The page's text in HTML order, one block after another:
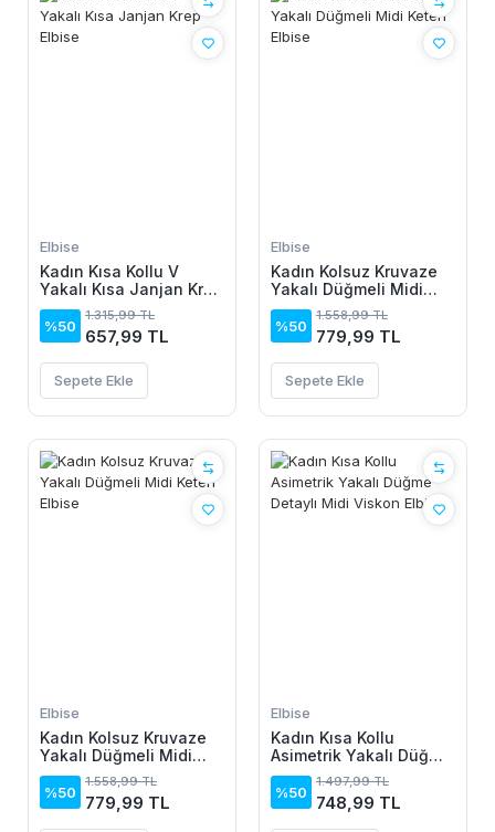
Elbise
Kadın Kısa Kollu V
Yakalı Kısa Janjan Krep
Elbise
%50
1.315,99 TL
657,99 TL
Sepete Ekle
Elbise
Kadın Kolsuz Kruvaze
Yakalı Düğmeli Midi
Keten Elbise
%50
1.558,99 TL
779,99 TL
Sepete Ekle
Elbise
Kadın Kolsuz Kruvaze
Yakalı Düğmeli Midi
Keten Elbise
%50
1.558,99 TL
779,99 TL
Elbise
Kadın Kısa Kollu
Asimetrik Yakalı Düğme
Detaylı Midi Viskon
Elbise
%50
1.497,99 TL
748,99 TL